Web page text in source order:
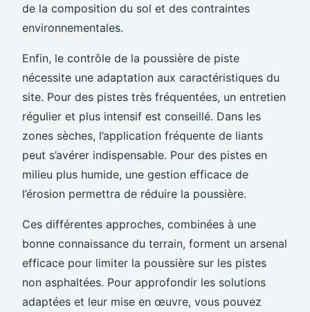
de la composition du sol et des contraintes
environnementales.
Enfin, le contrôle de la poussière de piste
nécessite une adaptation aux caractéristiques du
site. Pour des pistes très fréquentées, un entretien
régulier et plus intensif est conseillé. Dans les
zones sèches, l’application fréquente de liants
peut s’avérer indispensable. Pour des pistes en
milieu plus humide, une gestion efficace de
l’érosion permettra de réduire la poussière.
Ces différentes approches, combinées à une
bonne connaissance du terrain, forment un arsenal
efficace pour limiter la poussière sur les pistes
non asphaltées. Pour approfondir les solutions
adaptées et leur mise en œuvre, vous pouvez